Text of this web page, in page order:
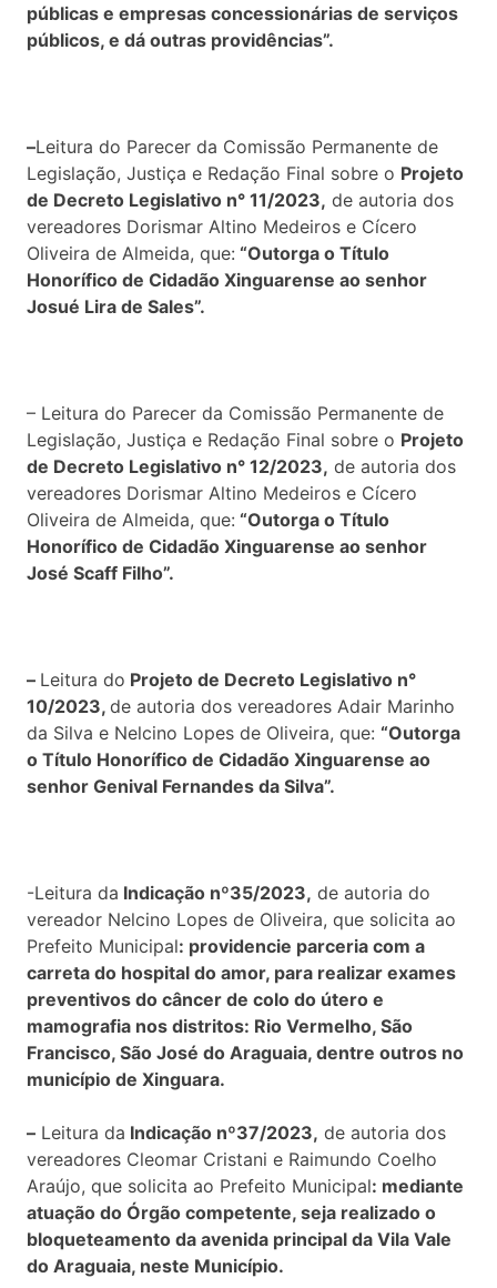
públicas e empresas concessionárias de serviços
públicos, e dá outras providências”.
–Leitura do Parecer da Comissão Permanente de
Legislação, Justiça e Redação Final sobre o Projeto
de Decreto Legislativo n° 11/2023, de autoria dos
vereadores Dorismar Altino Medeiros e Cícero
Oliveira de Almeida, que: “Outorga o Título
Honorífico de Cidadão Xinguarense ao senhor
Josué Lira de Sales”.
– Leitura do Parecer da Comissão Permanente de
Legislação, Justiça e Redação Final sobre o Projeto
de Decreto Legislativo n° 12/2023, de autoria dos
vereadores Dorismar Altino Medeiros e Cícero
Oliveira de Almeida, que: “Outorga o Título
Honorífico de Cidadão Xinguarense ao senhor
José Scaff Filho”.
– Leitura do Projeto de Decreto Legislativo n°
10/2023, de autoria dos vereadores Adair Marinho
da Silva e Nelcino Lopes de Oliveira, que: “Outorga
o Título Honorífico de Cidadão Xinguarense ao
senhor Genival Fernandes da Silva”.
-Leitura da Indicação nº35/2023, de autoria do
vereador Nelcino Lopes de Oliveira, que solicita ao
Prefeito Municipal: providencie parceria com a
carreta do hospital do amor, para realizar exames
preventivos do câncer de colo do útero e
mamografia nos distritos: Rio Vermelho, São
Francisco, São José do Araguaia, dentre outros no
município de Xinguara.
– Leitura da Indicação nº37/2023, de autoria dos
vereadores Cleomar Cristani e Raimundo Coelho
Araújo, que solicita ao Prefeito Municipal: mediante
atuação do Órgão competente, seja realizado o
bloqueteamento da avenida principal da Vila Vale
do Araguaia, neste Município.